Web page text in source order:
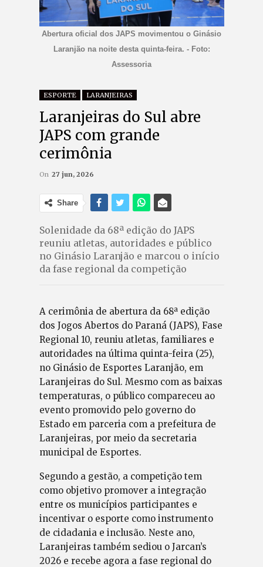
Abertura oficial dos JAPS movimentou o Ginásio
Laranjão na noite desta quinta-feira. - Foto:
Assessoria
ESPORTE LARANJEIRAS
Laranjeiras do Sul abre
JAPS com grande
cerimônia
On 27 jun, 2026
Share
Solenidade da 68ª edição do JAPS
reuniu atletas, autoridades e público
no Ginásio Laranjão e marcou o início
da fase regional da competição
A cerimônia de abertura da 68ª edição
dos Jogos Abertos do Paraná (JAPS), Fase
Regional 10, reuniu atletas, familiares e
autoridades na última quinta-feira (25),
no Ginásio de Esportes Laranjão, em
Laranjeiras do Sul. Mesmo com as baixas
temperaturas, o público compareceu ao
evento promovido pelo governo do
Estado em parceria com a prefeitura de
Laranjeiras, por meio da secretaria
municipal de Esportes.
Segundo a gestão, a competição tem
como objetivo promover a integração
entre os municípios participantes e
incentivar o esporte como instrumento
de cidadania e inclusão. Neste ano,
Laranjeiras também sediou o Jarcan’s
2026 e recebe agora a fase regional do